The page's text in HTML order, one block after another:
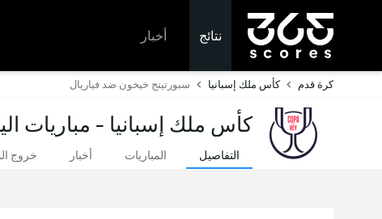
نتائج أخبار
كرة قدم كأس ملك إسبانيا سبورتينج خيخون ضد فياريال
كأس ملك إسبانيا - مباريات
التفاصيل المباريات أخبار خروج